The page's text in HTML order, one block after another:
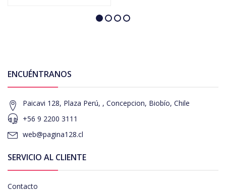
ENCUÉNTRANOS
Paicavi 128, Plaza Perú, , Concepcion, Biobío, Chile
+56 9 2200 3111
web@pagina128.cl
SERVICIO AL CLIENTE
Contacto